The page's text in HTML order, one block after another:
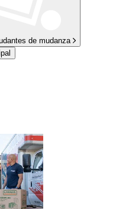
de mudanza